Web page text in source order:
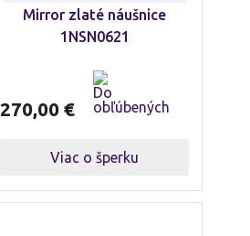
Mirror zlaté náušnice
1NSN0621
270,00 €
Viac o šperku